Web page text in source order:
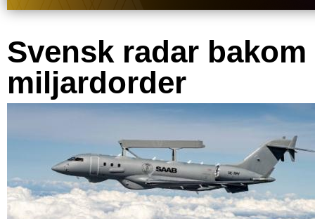
Svensk radar bakom
miljardorder